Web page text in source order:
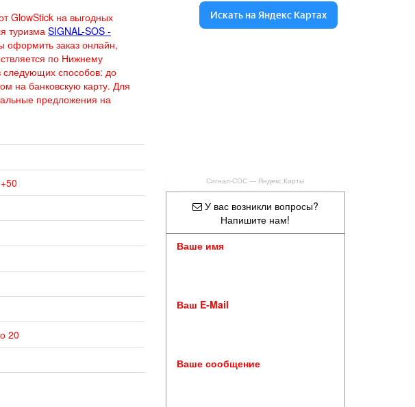
GlowStick на выгодных
туризма SIGNAL-SOS -
оформить заказ онлайн,
по Нижнему
следующих способов: до
на банковскую карту. Для
предложения на
20
Сигнал-СОС — Яндекс.Карты
У вас возникли вопросы?
Напишите нам!
Ваше имя
Ваш E-Mail
Ваше сообщение